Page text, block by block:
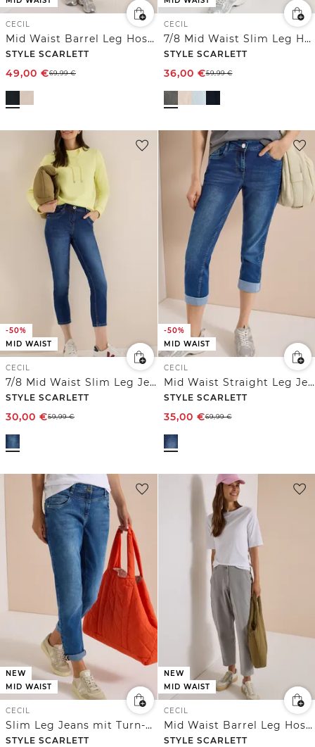
CECIL
Mid Waist Barrel Leg Hose im Casual Fit
STYLE SCARLETT
49,00 €69,99€
CECIL
7/8 Mid Waist Slim Leg Hose im Casual Fit
STYLE SCARLETT
36,00 €59,99€
-50%
MID WAIST
CECIL
7/8 Mid Waist Slim Leg Jeans im Casual Fit
STYLE SCARLETT
30,00 €59,99€
-50%
MID WAIST
CECIL
Mid Waist Straight Leg Jeans im Casual Fit
STYLE SCARLETT
35,00 €69,99€
NEW
MID WAIST
CECIL
Slim Leg Jeans mit Turn-Up und Leo-Tape
STYLE SCARLETT
NEW
MID WAIST
CECIL
Mid Waist Barrel Leg Hose im Casual Fit
STYLE SCARLETT